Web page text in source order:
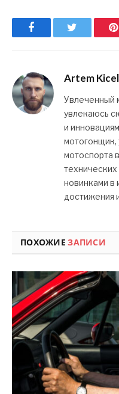
Facebook
Artem
Увлеченный
увлекаюсь
и
мотогонщик,
мотоспорта
новинками в
достижения
ПОХОЖИЕЗАПИСИ